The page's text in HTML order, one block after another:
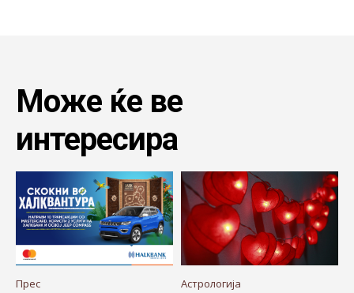
Може ќе ве
интересира
Прес Астрологија